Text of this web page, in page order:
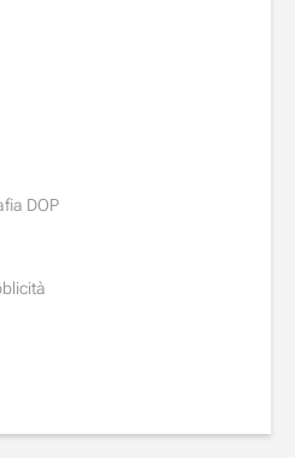
DOP